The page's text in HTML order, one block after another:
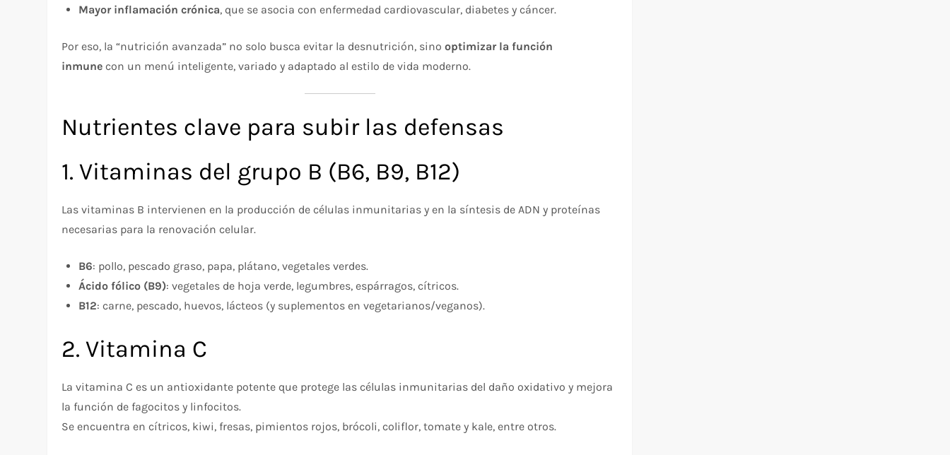
Mayor inflamación crónica, que se asocia con enfermedad cardiovascular, diabetes y cáncer.
Por eso, la “nutrición avanzada” no solo busca evitar la desnutrición, sinooptimizar la función
inmune con un menú inteligente, variado y adaptado al estilo de vida moderno.
Nutrientes clave para subir las defensas
1. Vitaminas del grupo B (B6, B9, B12)
Las vitaminas B intervienen en la producción de células inmunitarias y en la síntesis de ADN y proteínas
necesarias para la renovación celular.
B6: pollo, pescado graso, papa, plátano, vegetales verdes.
Ácido fólico (B9): vegetales de hoja verde, legumbres, espárragos, cítricos.
B12: carne, pescado, huevos, lácteos (y suplementos en vegetarianos/veganos).
2. Vitamina C
La vitamina C es un antioxidante potente que protege las células inmunitarias del daño oxidativo y mejora
la función de fagocitos y linfocitos.
Se encuentra en cítricos, kiwi, fresas, pimientos rojos, brócoli, coliflor, tomate y kale, entre otros.